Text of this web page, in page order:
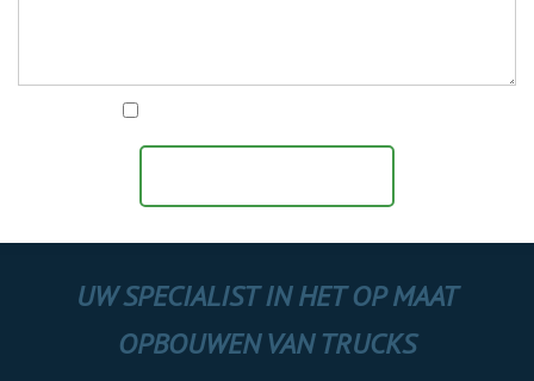
UW SPECIALIST IN HET OP MAAT
OPBOUWEN VAN TRUCKS